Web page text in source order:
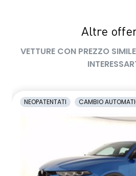
Altre
VETTURE CON PREZZO
NEOPATENTATI CAMBIO